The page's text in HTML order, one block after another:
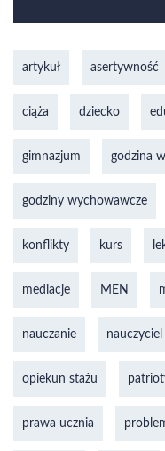
artykuł asertywność
ciąża dziecko
gimnazjum godzina
godziny wychowawcze
konflikty kurs
mediacje MEN
nauczanie nauczyciel
opiekun stażu
prawa ucznia